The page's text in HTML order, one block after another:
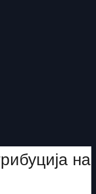
на